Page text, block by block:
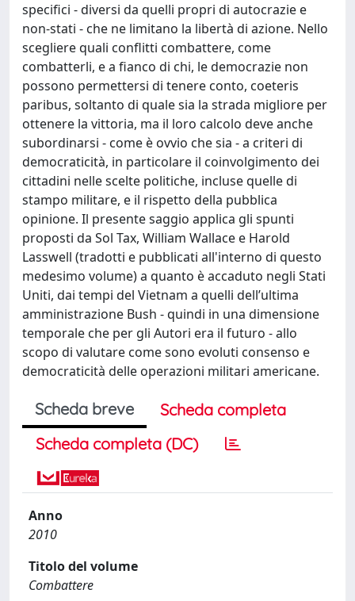
specifici - diversi da quelli propri di autocrazie e
non-stati - che ne limitano la libertà di azione. Nello
scegliere quali conflitti combattere, come
combatterli, e a fianco di chi, le democrazie non
possono permettersi di tenere conto, coeteris
paribus, soltanto di quale sia la strada migliore per
ottenere la vittoria, ma il loro calcolo deve anche
subordinarsi - come è ovvio che sia - a criteri di
democraticità, in particolare il coinvolgimento dei
cittadini nelle scelte politiche, incluse quelle di
stampo militare, e il rispetto della pubblica
opinione. Il presente saggio applica gli spunti
proposti da Sol Tax, William Wallace e Harold
Lasswell (tradotti e pubblicati all'interno di questo
medesimo volume) a quanto è accaduto negli Stati
Uniti, dai tempi del Vietnam a quelli dell’ultima
amministrazione Bush - quindi in una dimensione
temporale che per gli Autori era il futuro - allo
scopo di valutare come sono evoluti consenso e
democraticità delle operazioni militari americane.
Scheda breve
Scheda completa
Scheda completa (DC)
Anno
2010
Titolo del volume
Combattere